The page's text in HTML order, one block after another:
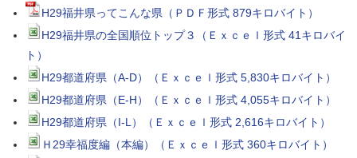
H29福井県ってこんな県（ＰＤＦ形式 879キロバイト）
H29福井県の全国順位トップ３（Ｅｘｃｅｌ形式 41キロバイ
ト）
H29都道府県（A-D）（Ｅｘｃｅｌ形式 5,830キロバイト）
H29都道府県（E-H）（Ｅｘｃｅｌ形式 4,055キロバイト）
H29都道府県（I-L）（Ｅｘｃｅｌ形式 2,616キロバイト）
Ｈ29幸福度編（本編）（Ｅｘｃｅｌ形式 360キロバイト）